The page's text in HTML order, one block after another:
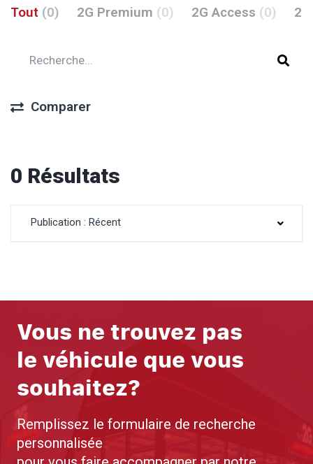
Tout (0) 2G Premium (0) 2G Access (0)
Comparer
0 Résultats
Publication : Récent
Vous ne trouvez pas
le véhicule que vous
souhaitez?
Remplissez le formulaire de recherche
personnalisée